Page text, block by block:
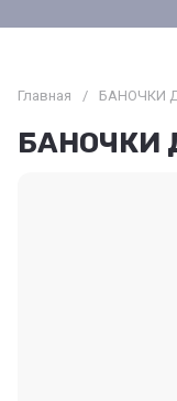
Главная / БАНОЧКИ
БАНОЧКИ